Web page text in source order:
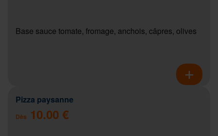
Base sauce tomate, fromage, anchois, câpres, olives
Pizza paysanne
Dès 10.00 €